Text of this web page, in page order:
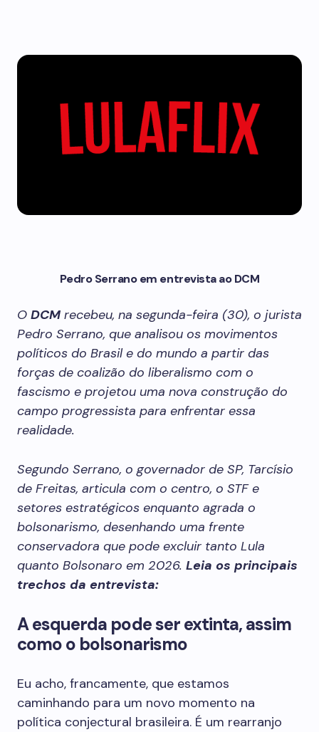
Pedro Serrano em entrevista ao DCM
O DCM recebeu, na segunda-feira (30), o jurista
Pedro Serrano, que analisou os movimentos
políticos do Brasil e do mundo a partir das
forças de coalizão do liberalismo com o
fascismo e projetou uma nova construção do
campo progressista para enfrentar essa
realidade.
Segundo Serrano, o governador de SP, Tarcísio
de Freitas, articula com o centro, o STF e
setores estratégicos enquanto agrada o
bolsonarismo, desenhando uma frente
conservadora que pode excluir tanto Lula
quanto Bolsonaro em 2026. Leia os principais
trechos da entrevista:
A esquerda pode ser extinta, assim
como o bolsonarismo
Eu acho, francamente, que estamos
caminhando para um novo momento na
política conjectural brasileira. É um rearranjo